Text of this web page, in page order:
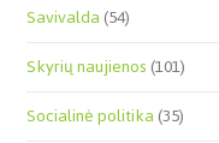
Savivalda(54)
Skyrių naujienos(101)
Socialinė politika(35)